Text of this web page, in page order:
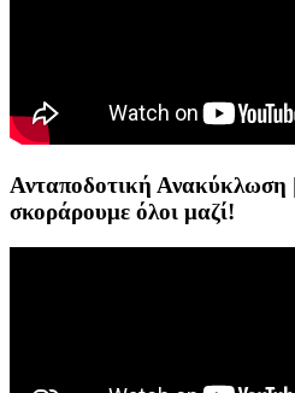
Ανταποδοτική Ανακύκλωση
σκοράρουμε όλοι μαζί!